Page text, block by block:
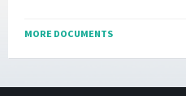
MORE DOCUMENTS